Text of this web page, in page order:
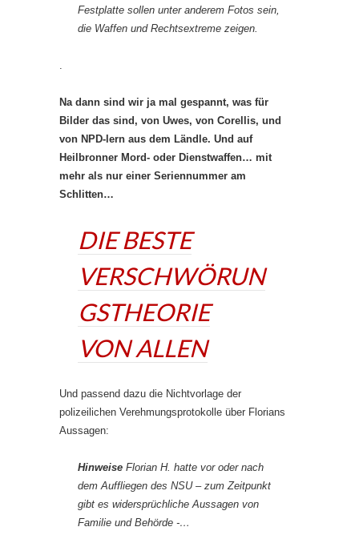
Festplatte sollen unter anderem Fotos sein,
die Waffen und Rechtsextreme zeigen.
Na dann sind wir ja mal gespannt, was für
Bilder das sind, von Uwes, von Corellis, und
von NPD-lern aus dem Ländle. Und auf
Heilbronner Mord- oder Dienstwaffen… mit
mehr als nur einer Seriennummer am
Schlitten…
DIE BESTE
VERSCHWÖRUN
GSTHEORIE
VON ALLEN
Und passend dazu die Nichtvorlage der
polizeilichen Verehmungsprotokolle über Florians
Aussagen:
Hinweise Florian H. hatte vor oder nach
dem Auffliegen des NSU – zum Zeitpunkt
gibt es widersprüchliche Aussagen von
Familie und Behörde -…